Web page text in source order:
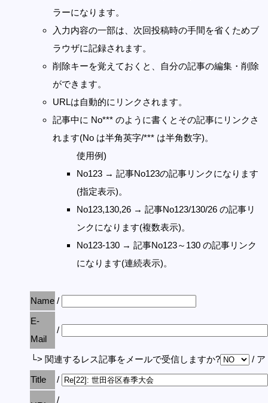
ラーになります。
入力内容の一部は、次回投稿時の手間を省くためブ
ラウザに記録されます。
削除キーを覚えておくと、自分の記事の編集・削除
ができます。
URLは自動的にリンクされます。
記事中に No*** のように書くとその記事にリンクさ
れます(No は半角英字/*** は半角数字)。
使用例)
No123 → 記事No123の記事リンクになります
(指定表示)。
No123,130,26 → 記事No123/130/26 の記事リ
ンクになります(複数表示)。
No123-130 → 記事No123～130 の記事リンク
になります(連続表示)。
Name /
E-
Mail
/
└> 関連するレス記事をメールで受信しますか?
/ ア
Title
/
/